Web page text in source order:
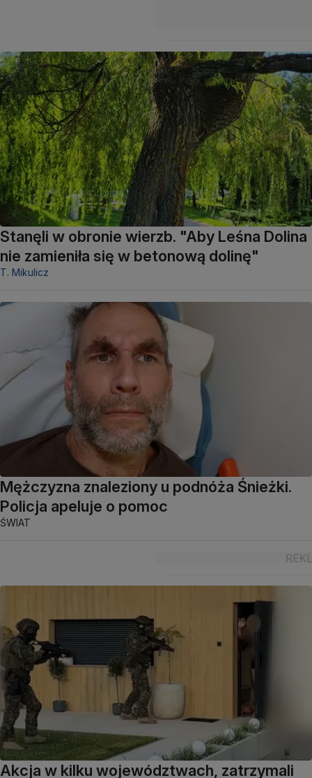
Stanęli w obronie wierzb. "Aby Leśna Dolina
nie zamieniła się w betonową dolinę"
T. Mikulicz
Mężczyzna znaleziony u podnóża Śnieżki.
Policja apeluje o pomoc
ŚWIAT
Akcja w kilku województwach, zatrzymali